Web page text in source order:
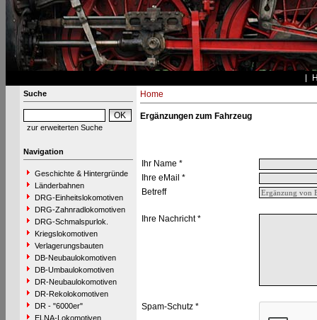
Suche
zur erweiterten Suche
Navigation
Geschichte & Hintergründe
Länderbahnen
DRG-Einheitslokomotiven
DRG-Zahnradlokomotiven
DRG-Schmalspurlok.
Kriegslokomotiven
Verlagerungsbauten
DB-Neubaulokomotiven
DB-Umbaulokomotiven
DR-Neubaulokomotiven
DR-Rekolokomotiven
DR - "6000er"
ELNA-Lokomotiven
Home
Ergänzungen zum Fahrzeug
Ihr Name *
Ihre eMail *
Betreff
Ihre Nachricht *
Spam-Schutz *